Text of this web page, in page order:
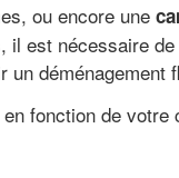
ou encore une
il est nécessaire
déménagement
fonction de votre